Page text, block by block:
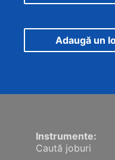
Adaugă un
Instrumente:
Caută joburi